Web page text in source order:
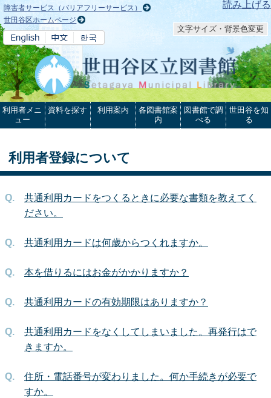
本文へ 読み上げる
障害者サービス（バリアフリーサービス）
世田谷区ホームページ
文字サイズ・背景色変更
利用者メニ
ュー
資料を探す 利用案内
各図書館案
内
図書館で調
べる
世田谷を知
る
利用者登録について
共通利用カードをつくるときに必要な書類を教えてく
ださい。
共通利用カードは何歳からつくれますか。
本を借りるにはお金がかかりますか？
共通利用カードの有効期限はありますか？
共通利用カードをなくしてしまいました。再発行はで
きますか。
住所・電話番号が変わりました。何か手続きが必要で
すか。